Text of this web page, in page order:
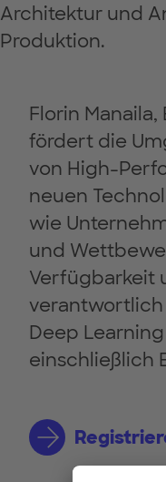
Architektur und
Produktion.
Florin
fördert die
von High-
neuen
wie
und
Verfügbarkeit
verantwortlich
Deep
einschließlich